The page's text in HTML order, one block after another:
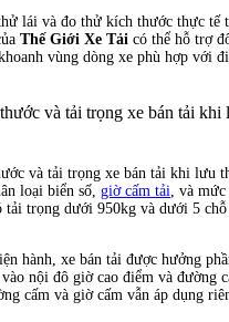
lái và đo thử kích thước thực tế
Thế Giới Xe Tải có thể hỗ trợ
vùng dòng xe phù hợp với
và tải trọng xe bán tải khi
và tải trọng xe bán tải khi lưu
loại biển số, giờ cấm tải , và
tải trọng dưới 950kg và dưới 5
hành, xe bán tải được hưởng
nội đô giờ cao điểm và đường
cấm và giờ cấm vẫn áp dụng